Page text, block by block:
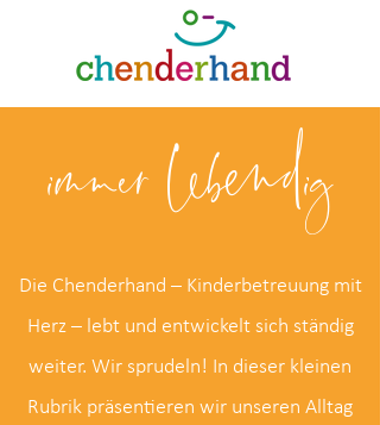
immer lebendig
Die Chenderhand – Kinderbetreuung mit
Herz – lebt und entwickelt sich ständig
weiter. Wir sprudeln! In dieser kleinen
Rubrik präsentieren wir unseren Alltag